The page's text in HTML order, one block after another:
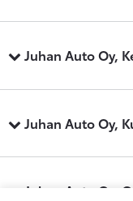
Juhan Auto Oy,
Juhan Auto Oy,
Juhan Auto Oy,